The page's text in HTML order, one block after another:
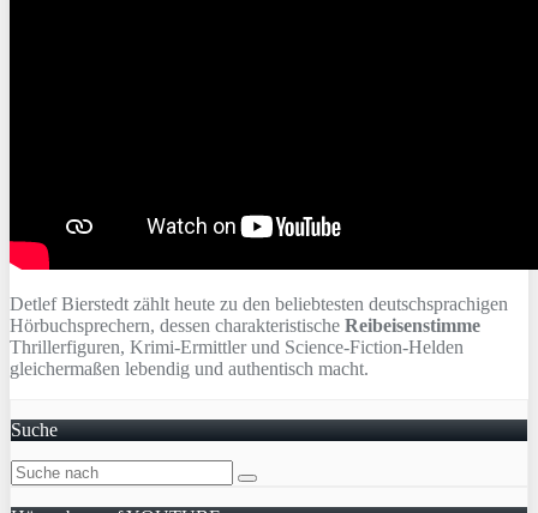
Detlef Bierstedt zählt heute zu den beliebtesten deutschsprachigen
Hörbuchsprechern, dessen charakteristische Reibeisenstimme
Thrillerfiguren, Krimi-Ermittler und Science-Fiction-Helden
gleichermaßen lebendig und authentisch macht.
Suche